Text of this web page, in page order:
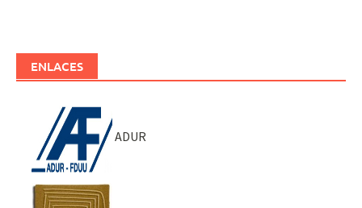
ENLACES
ADUR